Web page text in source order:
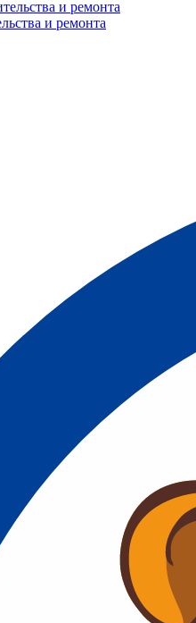
и ремонта